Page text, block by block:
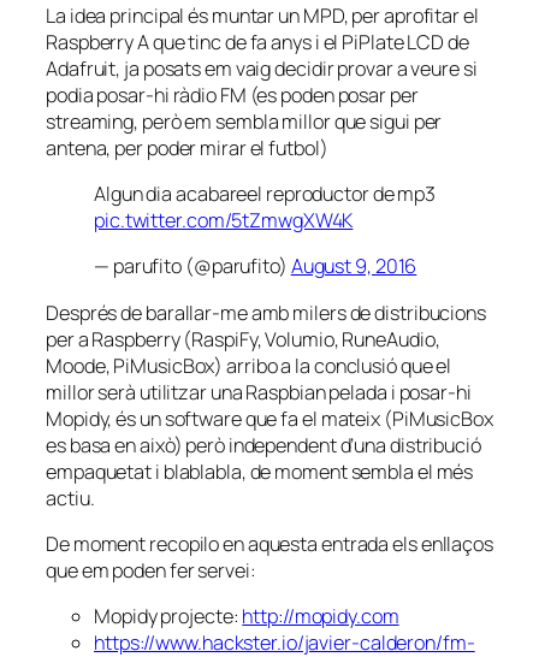
La idea principal és muntar un MPD, per aprofitar el
Raspberry A que tinc de fa anys i el PiPlate LCD de
Adafruit, ja posats em vaig decidir provar a veure si
podia posar-hi ràdio FM (es poden posar per
streaming, però em sembla millor que sigui per
antena, per poder mirar el futbol)
Algun dia acabareel reproductor de mp3
pic.twitter.com/5tZmwgXW4K
— parufito (@parufito) August 9, 2016
Després de barallar-me amb milers de distribucions
per a Raspberry (RaspiFy, Volumio, RuneAudio,
Moode, PiMusicBox) arribo a la conclusió que el
millor serà utilitzar una Raspbian pelada i posar-hi
Mopidy, és un software que fa el mateix (PiMusicBox
es basa en això) però independent d’una distribució
empaquetat i blablabla, de moment sembla el més
actiu.
De moment recopilo en aquesta entrada els enllaços
que em poden fer servei:
Mopidy projecte: http://mopidy.com
https://www.hackster.io/javier-calderon/fm-